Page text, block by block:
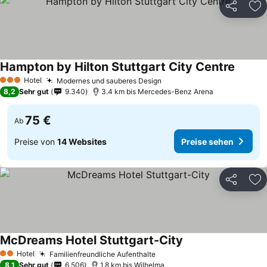
Teilen
3 SterneHotel Modernes und sauberes Design
Hampton by Hilton Stuttgart City Centre
8,2 Sehr gut 9.340 3.4 km bis Mercedes-Benz Arena
Ab 75 €
Preise von 14 Websites Preise sehen
Teilen
2 Sterne
Hotel Familienfreundliche AufenthaltePreise sehen
McDreams Hotel Stuttgart-City
8,1 Sehr gut 6.506 1.8 km bis Wilhelma